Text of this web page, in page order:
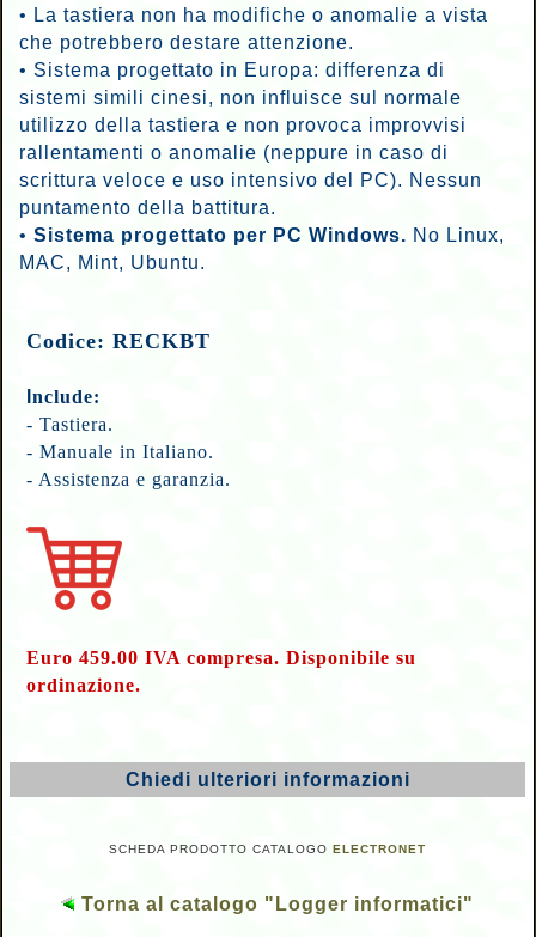
• La tastiera non ha modifiche o anomalie a vista
che potrebbero destare attenzione.
• Sistema progettato in Europa: differenza di
sistemi simili cinesi, non influisce sul normale
utilizzo della tastiera e non provoca improvvisi
rallentamenti o anomalie (neppure in caso di
scrittura veloce e uso intensivo del PC). Nessun
puntamento della battitura.
•Sistema progettato per PC Windows. No Linux,
MAC, Mint, Ubuntu.
Codice: RECKBT
Include:
- Tastiera.
- Manuale in Italiano.
- Assistenza e garanzia.
Euro 459.00 IVA compresa. Disponibile su
ordinazione.
Chiedi ulteriori informazioni
SCHEDA PRODOTTO CATALOGOELECTRONET
Torna al catalogo "Logger informatici"